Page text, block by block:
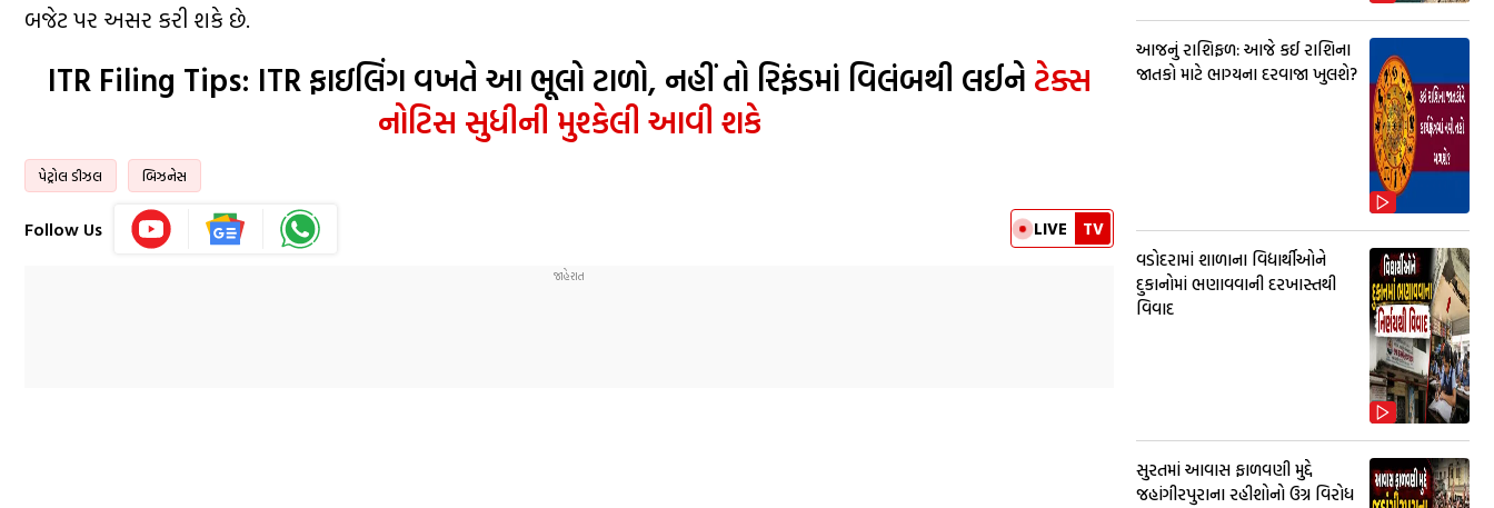
બજેટ પર અસર કરી શકે છે.
ITR Filing Tips: ITR ફાઇલિંગ વખતે આ ભૂલો ટાળો, નહીં તો રિફંડમાં વિલંબથી લઈને ટેક્સ
નોટિસ સુધીની મુશ્કેલી આવી શકે
પેટ્રોલ ડીઝલ બિઝનેસ
Follow Us LIVE TV
આજનું રાશિફળ: આજે કઈ રાશિના
જાતકો માટે ભાગ્યના દરવાજા ખુલશે?
વડોદરામાં શાળાના વિદ્યાર્થીઓને
દુકાનોમાં ભણાવવાની દરખાસ્તથી
વિવાદ
સુરતમાં આવાસ ફાળવણી મુદ્દે
જહાંગીરપુરાના રહીશોનો ઉગ્ર વિરોધ